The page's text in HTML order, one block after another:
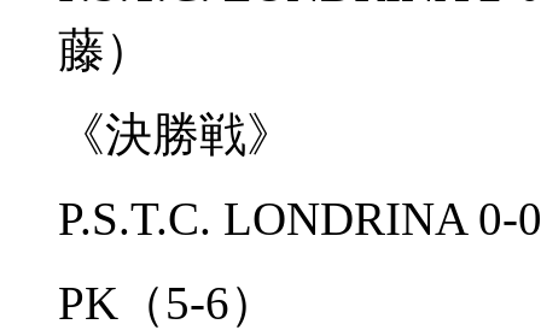
藤）
《決勝戦》
P.S.T.C. LONDRINA 0-
PK（5-6）